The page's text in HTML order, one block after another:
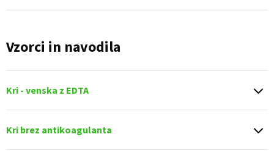
Vzorci in navodila
Kri - venska z EDTA
Kri brez antikoagulanta